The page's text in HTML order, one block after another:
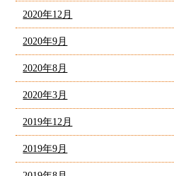
2020年12月
2020年9月
2020年8月
2020年3月
2019年12月
2019年9月